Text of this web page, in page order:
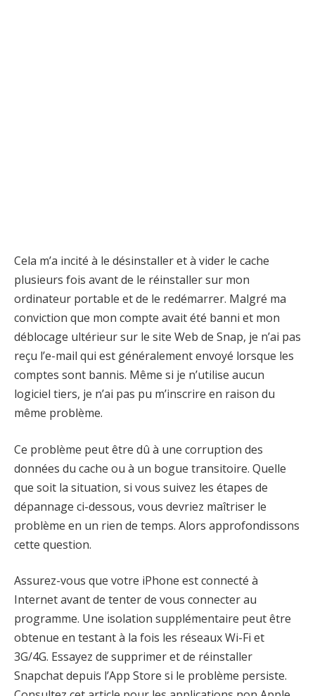
Cela m’a incité à le désinstaller et à vider le cache
plusieurs fois avant de le réinstaller sur mon
ordinateur portable et de le redémarrer. Malgré ma
conviction que mon compte avait été banni et mon
déblocage ultérieur sur le site Web de Snap, je n’ai pas
reçu l’e-mail qui est généralement envoyé lorsque les
comptes sont bannis. Même si je n’utilise aucun
logiciel tiers, je n’ai pas pu m’inscrire en raison du
même problème.
Ce problème peut être dû à une corruption des
données du cache ou à un bogue transitoire. Quelle
que soit la situation, si vous suivez les étapes de
dépannage ci-dessous, vous devriez maîtriser le
problème en un rien de temps. Alors approfondissons
cette question.
Assurez-vous que votre iPhone est connecté à
Internet avant de tenter de vous connecter au
programme. Une isolation supplémentaire peut être
obtenue en testant à la fois les réseaux Wi-Fi et
3G/4G. Essayez de supprimer et de réinstaller
Snapchat depuis l’App Store si le problème persiste.